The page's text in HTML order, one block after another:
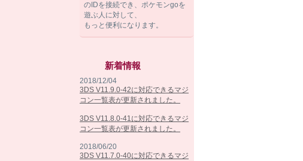
のIDを接続でき、ポケモンgoを
遊ぶ人に対して、
もっと便利になります。
新着情報
2018/12/04
3DS V11.9.0-42に対応できるマジ
コン一覧表が更新されました。
3DS V11.8.0-41に対応できるマジ
コン一覧表が更新されました。
2018/06/20
3DS V11.7.0-40に対応できるマジ